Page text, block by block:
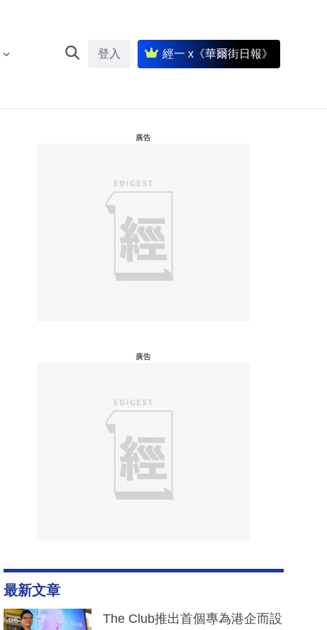
登入 經一 x《華爾街日報》
廣告
廣告
最新文章
The Club推出首個專為港企而設